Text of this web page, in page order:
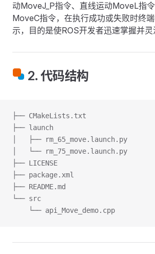
动MoveJ_P指令、直线运动MoveL指
MoveC指令，在执行成功或失败时终
示，目的是使ROS开发者迅速掌握并灵
2. 代码结构
├── CMakeLists.txt
├── launch
│   ├── rm_65_move.launch.py
│   └── rm_75_move.launch.py
├── LICENSE
├── package.xml
├── README.md
└── src
└── api_Move_demo.cpp